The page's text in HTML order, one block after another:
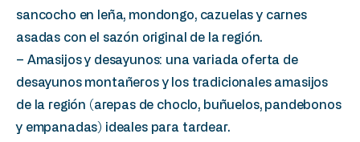
sancocho en leña, mondongo, cazuelas y carnes
asadas con el sazón original de la región.
– Amasijos y desayunos: una variada oferta de
desayunos montañeros y los tradicionales amasijos
de la región (arepas de choclo, buñuelos, pandebonos
y empanadas) ideales para tardear.